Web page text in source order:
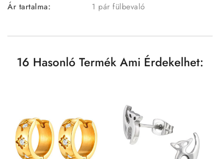
Ár tartalma:
1 pár fülbevaló
16 Hasonló Termék Ami Érdekelhet: